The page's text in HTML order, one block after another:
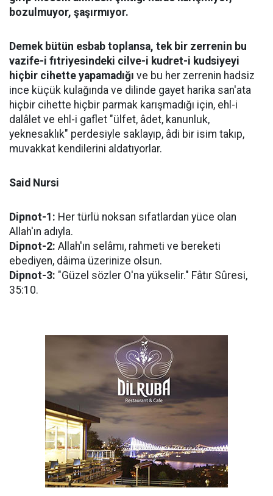
bozulmuyor, şaşırmıyor.
Demek bütün esbab toplansa, tek bir zerrenin bu
vazife-i fıtriyesindeki cilve-i kudret-i kudsiyeyi
hiçbir cihette yapamadığı ve bu her zerrenin hadsiz
ince küçük kulağında ve dilinde gayet harika san'ata
hiçbir cihette hiçbir parmak karışmadığı için, ehl-i
dalâlet ve ehl-i gaflet "ülfet, âdet, kanunluk,
yeknesaklık" perdesiyle saklayıp, âdi bir isim takıp,
muvakkat kendilerini aldatıyorlar.
Said Nursi
Dipnot-1: Her türlü noksan sıfatlardan yüce olan
Allah'ın adıyla.
Dipnot-2: Allah'ın selâmı, rahmeti ve bereketi
ebediyen, dâima üzerinize olsun.
Dipnot-3: "Güzel sözler O'na yükselir." Fâtır Sûresi,
35:10.